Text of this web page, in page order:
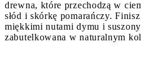
drewna, które przechodzą w
słód i skórkę pomarańczy.
miękkimi nutami dymu i
zabutelkowana w naturalnym